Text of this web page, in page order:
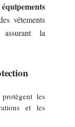
équipements
vêtements
assurant la
les
et les